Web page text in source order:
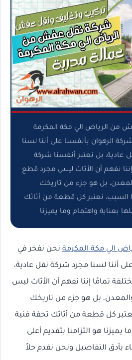
من الرياض الي مكة المكرمة
الرهوان بأنفسنا على أننا لسنا
عادية، بل نعتبر أنفسنا شركة
نفهم أن الأثاث ليس مجرد قطع
بل هو جزء من تاريخك
السبب، نعتبر كل قطعة من أثاثك
بعناية واهتمام وما يميزنا
الي مكة المكرمة نحن نفخر في
أننا لسنا مجرد شركة نقل عادية،
تمامًا إننا نفهم أن الأثاث ليس
بل هو جزء من تاريخك
كل قطعة من أثاثك تحفة فنية
يميزنا هو التزامنا بتقديم أعلى
بأدق التفاصيل ونحن نقدم حلاً